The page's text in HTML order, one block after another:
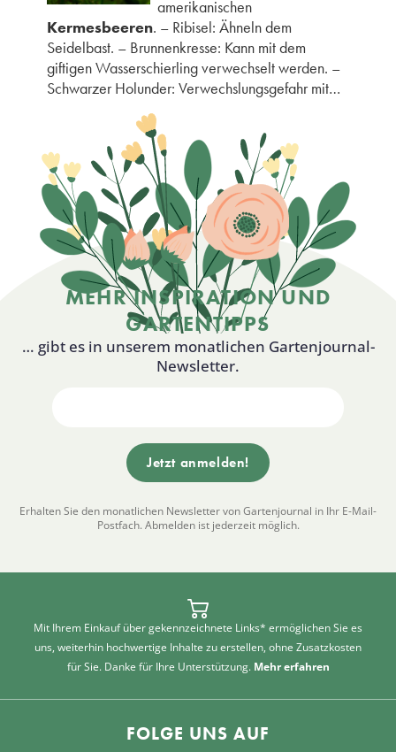
amerikanischen
Kermesbeeren. – Ribisel: Ähneln dem
Seidelbast. – Brunnenkresse: Kann mit dem
giftigen Wasserschierling verwechselt werden. –
Schwarzer Holunder: Verwechslungsgefahr mit…
MEHR INSPIRATION UND
GARTENTIPPS
… gibt es in unserem monatlichen Gartenjournal-
Newsletter.
Erhalten Sie den monatlichen Newsletter von Gartenjournal in Ihr E-Mail-
Postfach. Abmelden ist jederzeit möglich.
Mit Ihrem Einkauf über gekennzeichnete Links* ermöglichen Sie es
uns, weiterhin hochwertige Inhalte zu erstellen, ohne Zusatzkosten
für Sie. Danke für Ihre Unterstützung. Mehr erfahren
FOLGE UNS AUF